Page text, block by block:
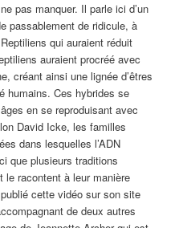
pas manquer. Il parle ici d’un
passablement de ridicule, à
qui auraient réduit
auraient procréé avec
créant ainsi une lignée d’êtres
humains. Ces hybrides se
en se reproduisant avec
David Icke, les familles
dans lesquelles l’ADN
que plusieurs traditions
racontent à leur manière
cette vidéo sur son site
de deux autres